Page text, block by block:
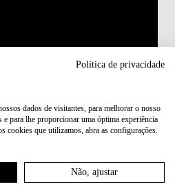
Política de privacidade
dados de visitantes, para melhorar o nosso
para lhe proporcionar uma óptima experiência
cookies que utilizamos, abra as configurações.
Não, ajustar